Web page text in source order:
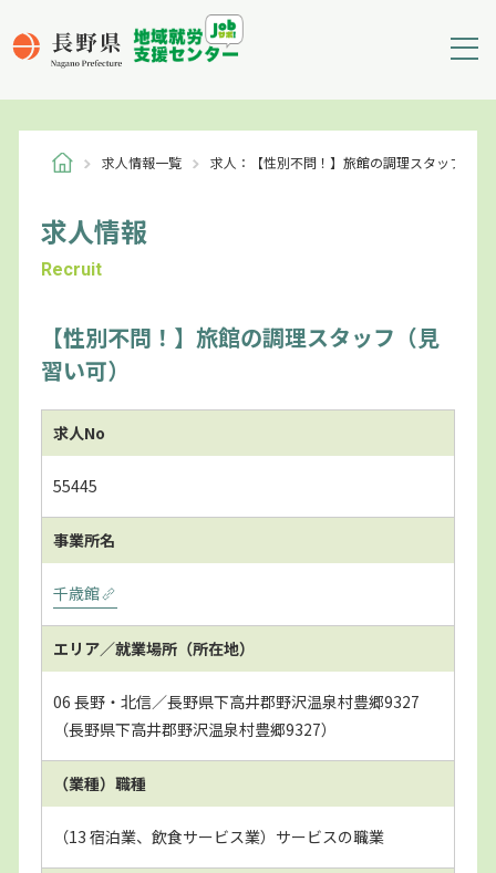
求人情報一覧 求人：【性別不問！】旅館の調理スタッフ（見
求人情報
Recruit
【性別不問！】旅館の調理スタッフ（見
習い可）
求人No
55445
事業所名
千歳館
エリア／就業場所（所在地）
06 長野・北信／長野県下高井郡野沢温泉村豊郷9327
（長野県下高井郡野沢温泉村豊郷9327）
（業種）職種
（13 宿泊業、飲食サービス業）サービスの職業